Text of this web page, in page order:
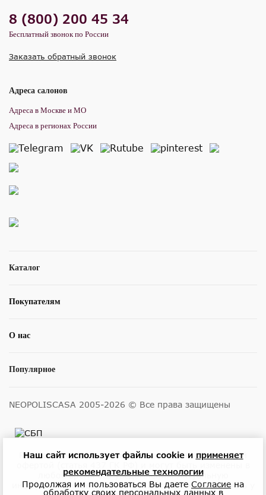
Каталог
Покупателям
О нас
Популярное
8 (800) 200 45 34
Бесплатный звонок по России
Заказать обратный звонок
Адреса салонов
Адреса в Москве и МО
Адреса в регионах России
NEOPOLISCASA 2005-2026 © Все права защищены
Размещенные на сайте цены не являются публичной
любое время без уведомления. Актуальную
информацию о ценах и наличии товара можно узнать у
Наш сайт использует файлы cookie и применяет
рекомендательные технологии
Продолжая им пользоваться Вы даете Согласие на
обработку своих персональных данных в